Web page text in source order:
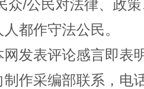
药下症？
众/公民对法律、政
都作守法公民。
发表评论感言即表
作采编部联系，电